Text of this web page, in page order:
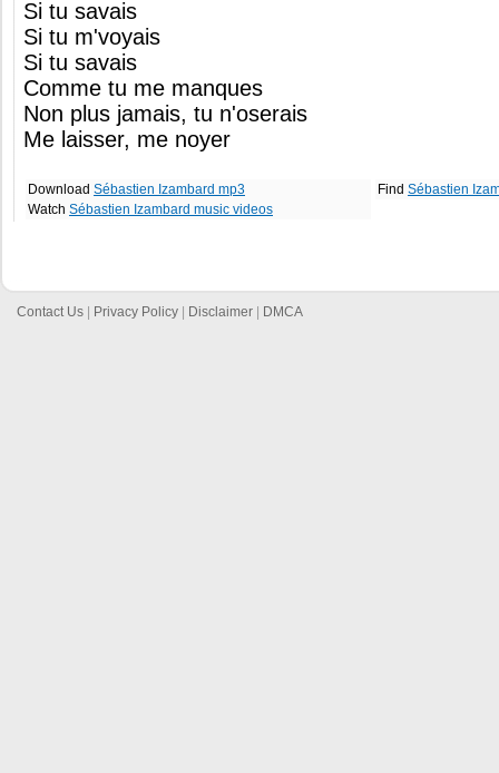
Si tu savais
Si tu m'voyais
Si tu savais
Comme tu me manques
Non plus jamais, tu n'oserais
Me laisser, me noyer
Download Sébastien Izambard mp3
Watch Sébastien Izambard music videos
Find Sébastien
Contact Us Privacy Policy Disclaimer DMCA